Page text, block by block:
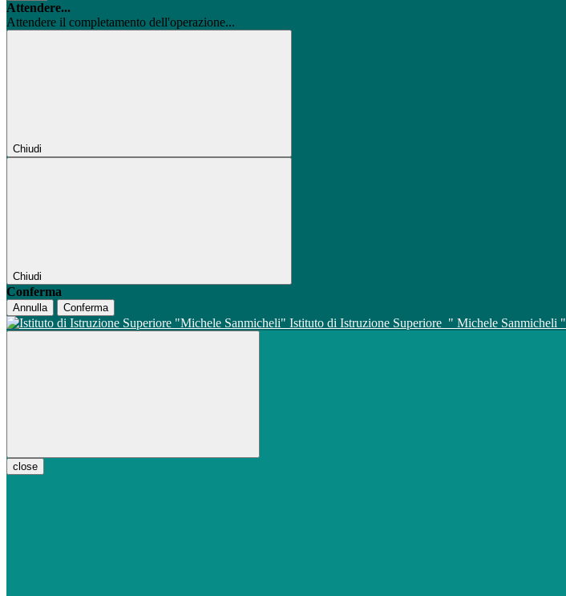
Attendere...
Attendere il completamento dell'operazione...
Chiudi
Chiudi
Conferma
Annulla Conferma
Istituto di Istruzione Superiore " Michele Sanmicheli "
close